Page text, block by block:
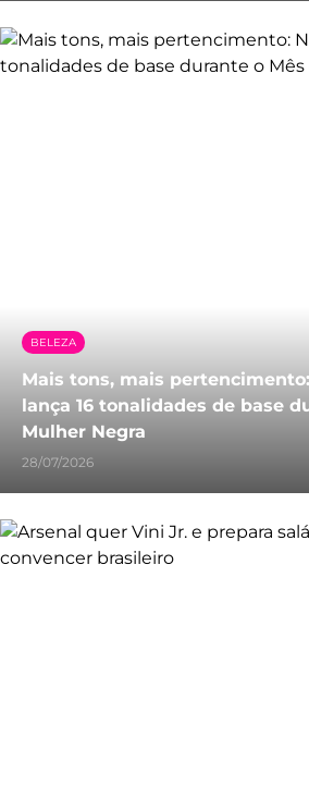
BELEZA
Mais tons, mais
lança 16 tonalidades de base
Mulher Negra
28/07/2026